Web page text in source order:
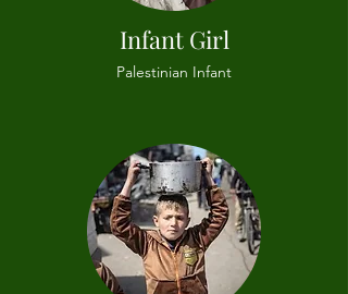
Infant Girl
Palestinian Infant